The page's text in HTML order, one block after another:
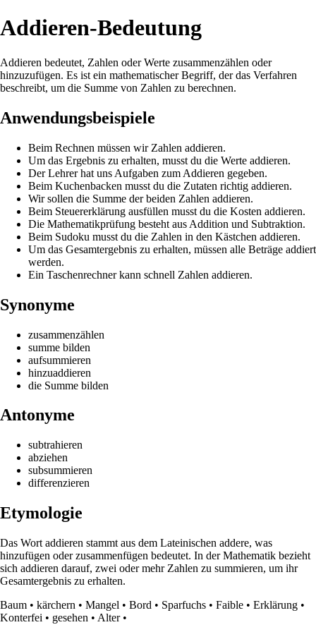
Addieren-Bedeutung
Addieren bedeutet, Zahlen oder Werte zusammenzählen oder
hinzuzufügen. Es ist ein mathematischer Begriff, der das Verfahren
beschreibt, um die Summe von Zahlen zu berechnen.
Anwendungsbeispiele
Beim Rechnen müssen wir Zahlen addieren.
Um das Ergebnis zu erhalten, musst du die Werte addieren.
Der Lehrer hat uns Aufgaben zum Addieren gegeben.
Beim Kuchenbacken musst du die Zutaten richtig addieren.
Wir sollen die Summe der beiden Zahlen addieren.
Beim Steuererklärung ausfüllen musst du die Kosten addieren.
Die Mathematikprüfung besteht aus Addition und Subtraktion.
Beim Sudoku musst du die Zahlen in den Kästchen addieren.
Um das Gesamtergebnis zu erhalten, müssen alle Beträge addiert
werden.
Ein Taschenrechner kann schnell Zahlen addieren.
Synonyme
zusammenzählen
summe bilden
aufsummieren
hinzuaddieren
die Summe bilden
Antonyme
subtrahieren
abziehen
subsummieren
differenzieren
Etymologie
Das Wort addieren stammt aus dem Lateinischen addere, was
hinzufügen oder zusammenfügen bedeutet. In der Mathematik bezieht
sich addieren darauf, zwei oder mehr Zahlen zu summieren, um ihr
Gesamtergebnis zu erhalten.
Baum • kärchern • Mangel • Bord • Sparfuchs • Faible • Erklärung •
Konterfei • gesehen • Alter•